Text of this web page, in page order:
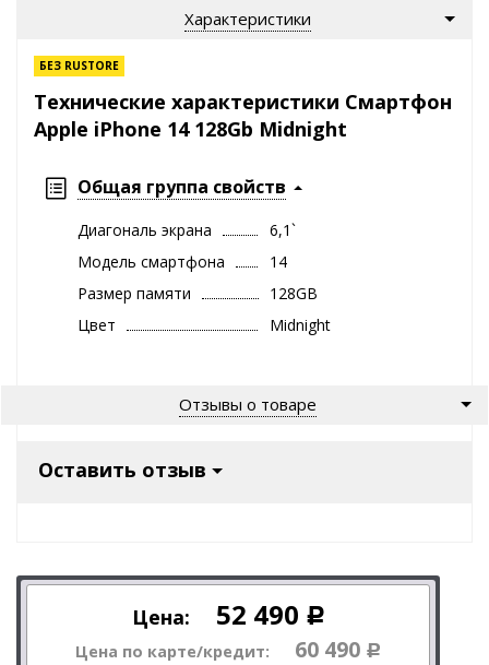
Характеристики
БЕЗ RUSTORE
Технические характеристики Смартфон
Apple iPhone 14 128Gb Midnight
Общая группа свойств
Диагональ экрана
6,1`
Модель смартфона
14
Размер памяти
128GB
Цвет
Midnight
Отзывы о товаре
Оставить отзыв
Цена: 52 490 Р
Цена по карте/кредит: 60 490 Р